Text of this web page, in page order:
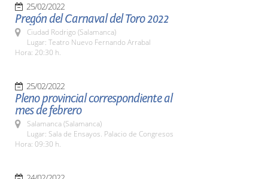
25/02/2022
Pregón del Carnaval del Toro 2022
Ciudad Rodrigo (Salamanca)
Lugar: Teatro Nuevo Fernando Arrabal
Hora: 20:30 h.
25/02/2022
Pleno provincial correspondiente al
mes de febrero
Salamanca (Salamanca)
Lugar: Sala de Ensayos. Palacio de Congresos
Hora: 09:30 h.